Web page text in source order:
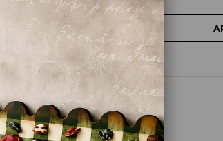
CHALKED 4576 İS
SİYAH